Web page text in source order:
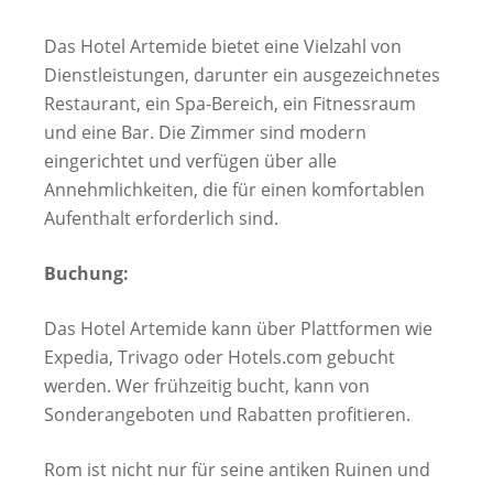
Das Hotel Artemide bietet eine Vielzahl von
Dienstleistungen, darunter ein ausgezeichnetes
Restaurant, ein Spa-Bereich, ein Fitnessraum
und eine Bar. Die Zimmer sind modern
eingerichtet und verfügen über alle
Annehmlichkeiten, die für einen komfortablen
Aufenthalt erforderlich sind.
Buchung:
Das Hotel Artemide kann über Plattformen wie
Expedia, Trivago oder Hotels.com gebucht
werden. Wer frühzeitig bucht, kann von
Sonderangeboten und Rabatten profitieren.
Rom ist nicht nur für seine antiken Ruinen und